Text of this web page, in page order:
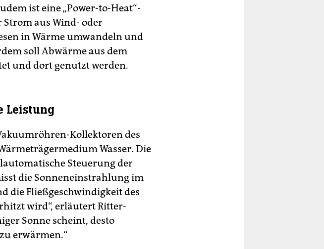
ist eine „Power-to-Heat“-
aus Wind- oder
in Wärme umwandeln und
soll Abwärme aus dem
und dort genutzt werden.
Leistung
Kollektoren des
Wasser. Die
Steuerung der
die Sonneneinstrahlung im
die Fließgeschwindigkeit des
wird“, erläutert Ritter-
Sonne scheint, desto
erwärmen.“